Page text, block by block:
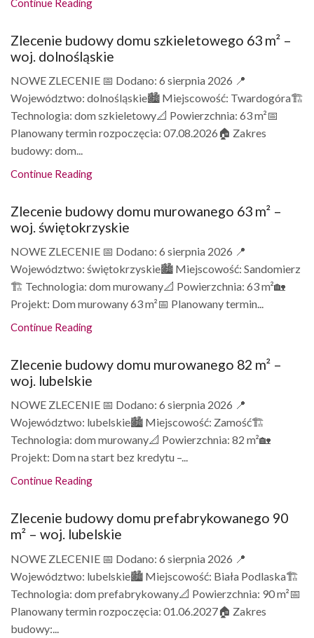
Zlecenie budowy domu szkieletowego 63 m² –
woj. dolnośląskie
NOWE ZLECENIE 📅 Dodano: 6 sierpnia 2026 📍
Województwo: dolnośląskie🏙️ Miejscowość: Twardogóra🏗️
Technologia: dom szkieletowy📐 Powierzchnia: 63 m²📅
Planowany termin rozpoczęcia: 07.08.2026🏠 Zakres
budowy: dom...
Continue Reading
Zlecenie budowy domu murowanego 63 m² –
woj. świętokrzyskie
NOWE ZLECENIE 📅 Dodano: 6 sierpnia 2026 📍
Województwo: świętokrzyskie🏙️ Miejscowość: Sandomierz
🏗️ Technologia: dom murowany📐 Powierzchnia: 63 m²🏡
Projekt: Dom murowany 63 m²📅 Planowany termin...
Continue Reading
Zlecenie budowy domu murowanego 82 m² –
woj. lubelskie
NOWE ZLECENIE 📅 Dodano: 6 sierpnia 2026 📍
Województwo: lubelskie🏙️ Miejscowość: Zamość🏗️
Technologia: dom murowany📐 Powierzchnia: 82 m²🏡
Projekt: Dom na start bez kredytu –...
Continue Reading
Zlecenie budowy domu prefabrykowanego 90
m² – woj. lubelskie
NOWE ZLECENIE 📅 Dodano: 6 sierpnia 2026 📍
Województwo: lubelskie🏙️ Miejscowość: Biała Podlaska🏗️
Technologia: dom prefabrykowany📐 Powierzchnia: 90 m²📅
Planowany termin rozpoczęcia: 01.06.2027🏠 Zakres
budowy:...